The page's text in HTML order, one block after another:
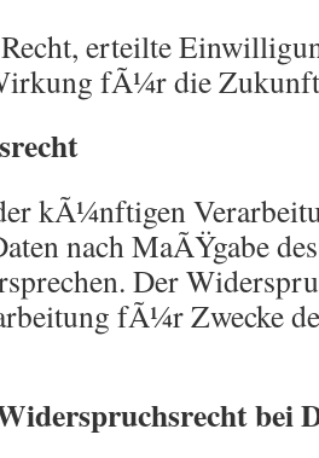
Recht, erteilte
fÃ¼r die
kÃ¼nftigen
nach MaÃŸgabe
Der
fÃ¼r Zwecke
bei